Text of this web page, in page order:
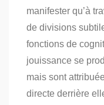
manifester qu’à
de divisions
fonctions de
jouissance se
mais sont
directe derrière